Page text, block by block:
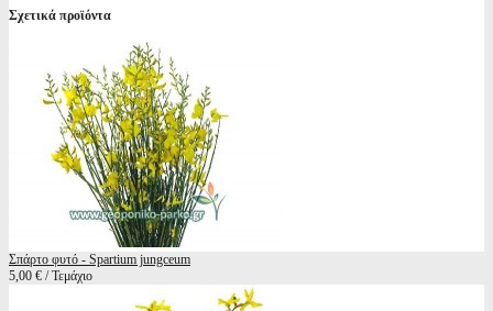
Σχετικά προϊόντα
Σπάρτο φυτό - Spartium jungceum
5,00 € / Τεμάχιο